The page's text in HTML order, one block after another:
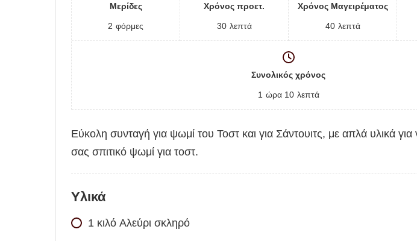
Μερίδες
2 φόρμες
Χρόνος προετ.
30 λεπτά
Χρόνος Μαγειρέματος
40 λεπτά
Συνολικός χρόνος
1 ώρα 10 λεπτά
Εύκολη συνταγή για ψωμί του Τοστ και για Σάντουιτς, με απλά υλικά για
σας σπιτικό ψωμί για τοστ.
Υλικά
1 κιλό Αλεύρι σκληρό